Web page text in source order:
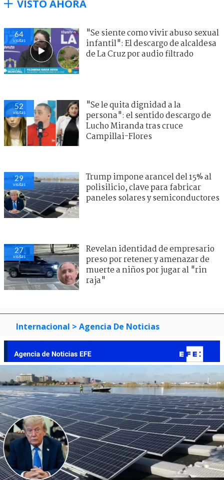
VISTO AHORA
64
visitas
"Se siente como vivir abuso sexual
infantil": El descargo de alcaldesa
de La Cruz por audio filtrado
52
visitas
"Se le quita dignidad a la
persona": el sentido descargo de
Lucho Miranda tras cruce
Campillai-Flores
29
visitas
Trump impone arancel del 15% al
polisilicio, clave para fabricar
paneles solares y semiconductores
27
visitas
Revelan identidad de empresario
preso por retener y amenazar de
muerte a niños por jugar al "rin
raja"
Internacional > Agencia De Noticias